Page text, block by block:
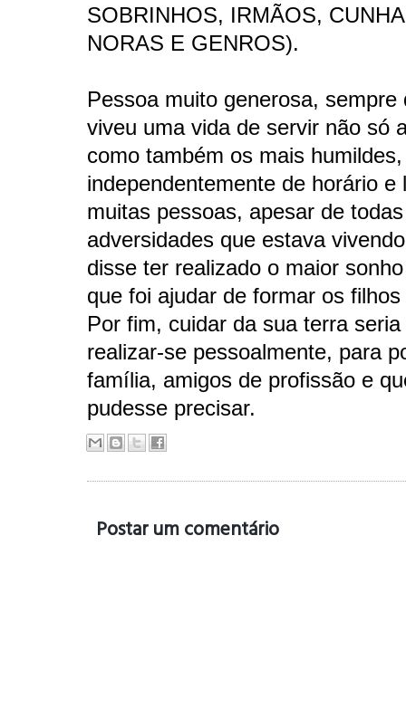
SOBRINHOS, IRMÃOS,
NORAS E GENROS).
Pessoa muito generosa, sempre
viveu uma vida de servir não só
como também os mais humildes,
independentemente de horário e
muitas pessoas, apesar de
adversidades que estava
disse ter realizado o maior
que foi ajudar de formar os
Por fim, cuidar da sua terra
realizar-se pessoalmente, para
família, amigos de profissão e
pudesse precisar.
Postar um comentário